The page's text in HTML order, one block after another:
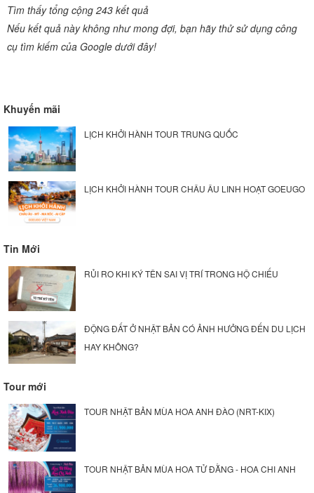
Tìm thấy tổng cộng 243 kết quả
Nếu kết quả này không như mong đợi, bạn hãy thử sử dụng công
cụ tìm kiếm của Google dưới đây!
Khuyến mãi
LỊCH KHỞI HÀNH TOUR TRUNG QUỐC
LỊCH KHỞI HÀNH TOUR CHÂU ÂU LINH HOẠT GOEUGO
Tin Mới
RỦI RO KHI KÝ TÊN SAI VỊ TRÍ TRONG HỘ CHIẾU
ĐỘNG ĐẤT Ở NHẬT BẢN CÓ ẢNH HƯỞNG ĐẾN DU LỊCH
HAY KHÔNG?
Tour mới
TOUR NHẬT BẢN MÙA HOA ANH ĐÀO (NRT-KIX)
TOUR NHẬT BẢN MÙA HOA TỬ ĐẰNG - HOA CHI ANH